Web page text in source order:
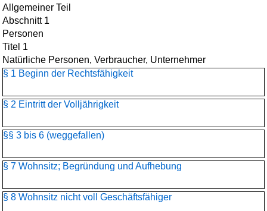
Allgemeiner Teil
Abschnitt 1
Personen
Titel 1
Natürliche Personen, Verbraucher, Unternehmer
§ 1 Beginn der Rechtsfähigkeit
§ 2 Eintritt der Volljährigkeit
§§ 3 bis 6 (weggefallen)
§ 7 Wohnsitz; Begründung und Aufhebung
§ 8 Wohnsitz nicht voll Geschäftsfähiger